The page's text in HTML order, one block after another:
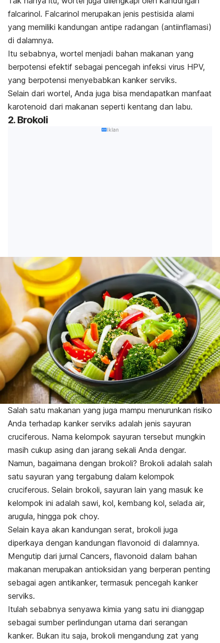
falcarinol. Falcarinol merupakan jenis pestisida alami
yang memiliki kandungan antipe radangan (antiinflamasi)
di dalamnya.
Itu sebabnya, wortel menjadi bahan makanan yang
berpotensi efektif sebagai pencegah infeksi virus HPV,
yang berpotensi menyebabkan kanker serviks.
Selain dari wortel, Anda juga bisa mendapatkan manfaat
karotenoid dari makanan seperti kentang dan labu.
2. Brokoli
Iklan
Salah satu makanan yang juga mampu menurunkan risiko
Anda terhadap kanker serviks adalah jenis sayuran
cruciferous. Nama kelompok sayuran tersebut mungkin
masih cukup asing dan jarang sekali Anda dengar.
Namun, bagaimana dengan brokoli? Brokoli adalah salah
satu sayuran yang tergabung dalam kelompok
cruciferous. Selain brokoli, sayuran lain yang masuk ke
kelompok ini adalah sawi, kol, kembang kol, selada air,
arugula, hingga pok choy.
Selain kaya akan kandungan serat, brokoli juga
diperkaya dengan kandungan flavonoid di dalamnya.
Mengutip dari jurnal Cancers, flavonoid dalam bahan
makanan merupakan antioksidan yang berperan penting
sebagai agen antikanker, termasuk pencegah kanker
serviks.
Itulah sebabnya senyawa kimia yang satu ini dianggap
sebagai sumber perlindungan utama dari serangan
kanker. Bukan itu saja, brokoli mengandung zat yang